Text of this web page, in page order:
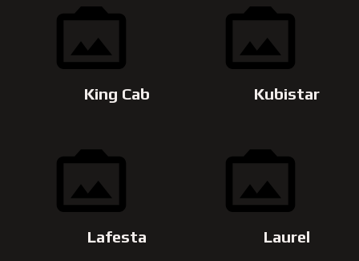
King Cab Kubistar
Lafesta Laurel